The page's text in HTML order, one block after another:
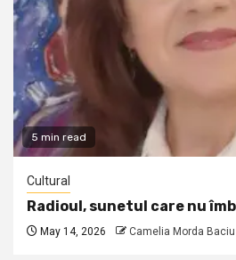
5 min read
Cultural
Radioul, sunetul care nu
May 14, 2026 Camelia Morda Baciu